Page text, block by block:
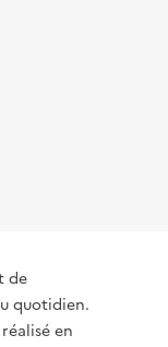
de
quotidien.
en